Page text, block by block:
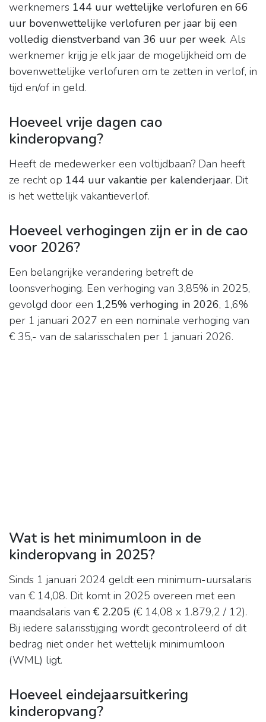
werknemers 144 uur wettelijke verlofuren en 66
uur bovenwettelijke verlofuren per jaar bij een
volledig dienstverband van 36 uur per week. Als
werknemer krijg je elk jaar de mogelijkheid om de
bovenwettelijke verlofuren om te zetten in verlof, in
tijd en/of in geld.
Hoeveel vrije dagen cao
kinderopvang?
Heeft de medewerker een voltijdbaan? Dan heeft
ze recht op 144 uur vakantie per kalenderjaar. Dit
is het wettelijk vakantieverlof.
Hoeveel verhogingen zijn er in de cao
voor 2026?
Een belangrijke verandering betreft de
loonsverhoging. Een verhoging van 3,85% in 2025,
gevolgd door een 1,25% verhoging in 2026, 1,6%
per 1 januari 2027 en een nominale verhoging van
€ 35,- van de salarisschalen per 1 januari 2026.
Wat is het minimumloon in de
kinderopvang in 2025?
Sinds 1 januari 2024 geldt een minimum-uursalaris
van € 14,08. Dit komt in 2025 overeen met een
maandsalaris van € 2.205 (€ 14,08 x 1.879,2 / 12).
Bij iedere salarisstijging wordt gecontroleerd of dit
bedrag niet onder het wettelijk minimumloon
(WML) ligt.
Hoeveel eindejaarsuitkering
kinderopvang?